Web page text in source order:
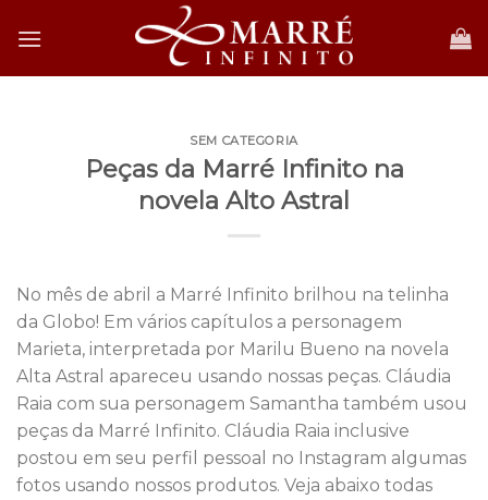
SEM CATEGORIA
Peças da Marré Infinito na
novela Alto Astral
No mês de abril a Marré Infinito brilhou na telinha
da Globo! Em vários capítulos a personagem
Marieta, interpretada por Marilu Bueno na novela
Alta Astral apareceu usando nossas peças. Cláudia
Raia com sua personagem Samantha também usou
peças da Marré Infinito. Cláudia Raia inclusive
postou em seu perfil pessoal no Instagram algumas
fotos usando nossos produtos. Veja abaixo todas